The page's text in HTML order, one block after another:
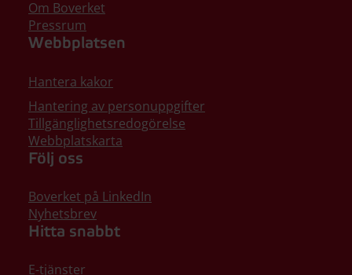
Om Boverket
Pressrum
Webbplatsen
Hantera kakor
Hantering av personuppgifter
Tillgänglighetsredogörelse
Webbplatskarta
Följ oss
Boverket på LinkedIn
Nyhetsbrev
Hitta snabbt
E-tjänster